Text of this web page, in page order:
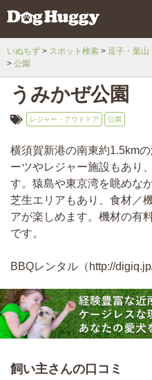
いぬちず スポット検索 逗子・葉山
公園
うみかぜ公園
レジャー・アウトドア 公園
横須賀新港の南東約1.5km
ーツやレジャー施設もあり
す。猿島や東京湾を眺めな
芝生エリアもあり、食材／
アが楽しめます。機材の有
です。
BBQレンタル（http://
飼い主さんの口コミ